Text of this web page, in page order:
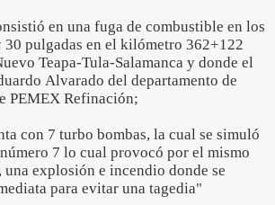
en una fuga de combustible en los
30 pulgadas en el kilómetro 362+122
Teapa-Tula-Salamanca y donde el
Alvarado del departamento de
PEMEX Refinación;
con 7 turbo bombas, la cual se simuló
7 lo cual provocó por el mismo
explosión e incendio donde se
para evitar una tagedia"